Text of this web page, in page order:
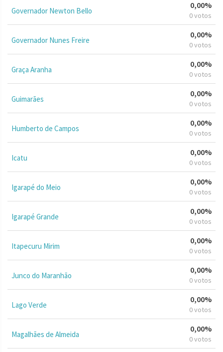
Governador Newton Bello
0,00%
0 votos
Governador Nunes Freire
0,00%
0 votos
Graça Aranha
0,00%
0 votos
Guimarães
0,00%
0 votos
Humberto de Campos
0,00%
0 votos
Icatu
0,00%
0 votos
Igarapé do Meio
0,00%
0 votos
Igarapé Grande
0,00%
0 votos
Itapecuru Mirim
0,00%
0 votos
Junco do Maranhão
0,00%
0 votos
Lago Verde
0,00%
0 votos
Magalhães de Almeida
0,00%
0 votos